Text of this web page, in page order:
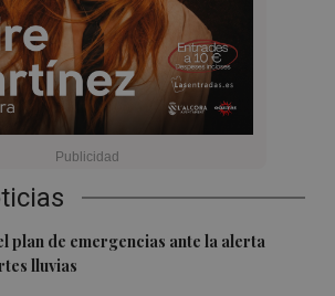
plan de emergencias ante la alerta
lluvias